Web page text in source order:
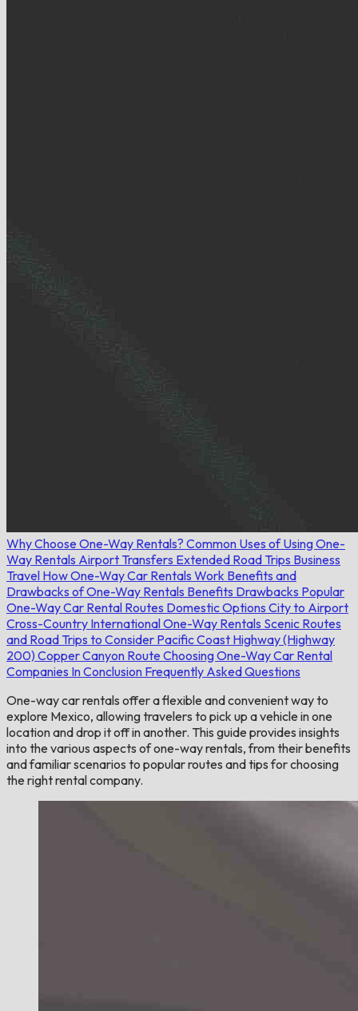
Why Choose One-Way Rentals? Common Uses of Using One-
Way Rentals Airport Transfers Extended Road Trips Business
Travel How One-Way Car Rentals Work Benefits and
Drawbacks of One-Way Rentals Benefits Drawbacks Popular
One-Way Car Rental Routes Domestic Options City to Airport
Cross-Country International One-Way Rentals Scenic Routes
and Road Trips to Consider Pacific Coast Highway (Highway
200) Copper Canyon Route Choosing One-Way Car Rental
Companies In Conclusion Frequently Asked Questions
One-way car rentals offer a flexible and convenient way to
explore Mexico, allowing travelers to pick up a vehicle in one
location and drop it off in another. This guide provides insights
into the various aspects of one-way rentals, from their benefits
and familiar scenarios to popular routes and tips for choosing
the right rental company.